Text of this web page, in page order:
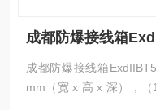
成都防爆接线箱
成都防爆接线箱ExdIIBT5IP66
mm（宽 x 高 x 深），（